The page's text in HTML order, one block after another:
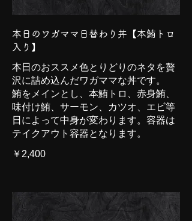
本日のワガママ日替わり丼【本鮪トロ
入り】
本日のおススメ色とりどりのネタを贅
沢に詰め込んだワガママな丼です。
鮪をメインとし、本鮪トロ、赤身鮪、
味付け鮪、サーモン、カツオ、エビ等
日によって中身が変わります。容器は
テイクアウト容器となります。
￥2,400